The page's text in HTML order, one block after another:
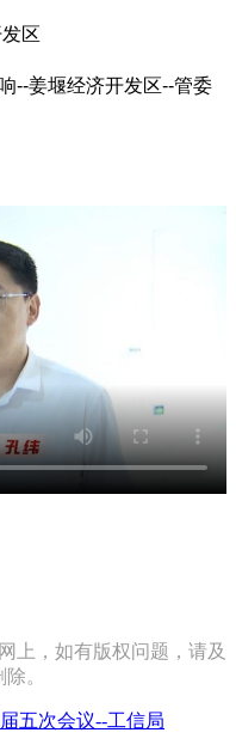
区
--姜堰经济开发区--管委
上，如有版权问题，请及
。
五次会议--工信局